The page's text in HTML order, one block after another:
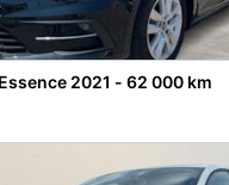
Renault Mégane Essence 2021 - 62 000 km